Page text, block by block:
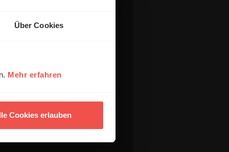
Über Cookies
Mehr erfahren
Cookies erlauben